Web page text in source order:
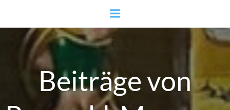
Inhalt
springen
Beiträge von